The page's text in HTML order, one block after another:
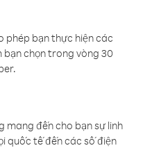
phép bạn thực hiện các
chọn trong vòng 30
mang đến cho bạn sự linh
quốc tế đến các số điện